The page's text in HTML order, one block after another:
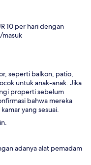
10 per hari dengan
masuk
seperti balkon, patio,
untuk anak-anak. Jika
properti sebelum
bahwa mereka
yang sesuai.
adanya alat pemadam